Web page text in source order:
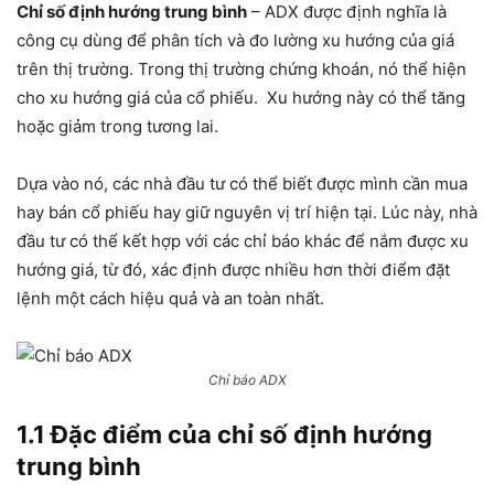
Chỉ số định hướng trung bình – ADX được định nghĩa là
công cụ dùng để phân tích và đo lường xu hướng của giá
trên thị trường. Trong thị trường chứng khoán, nó thể hiện
cho xu hướng giá của cổ phiếu. Xu hướng này có thể tăng
hoặc giảm trong tương lai.
Dựa vào nó, các nhà đầu tư có thể biết được mình cần mua
hay bán cổ phiếu hay giữ nguyên vị trí hiện tại. Lúc này, nhà
đầu tư có thể kết hợp với các chỉ báo khác để nắm được xu
hướng giá, từ đó, xác định được nhiều hơn thời điểm đặt
lệnh một cách hiệu quả và an toàn nhất.
Chỉ báo ADX
1.1 Đặc điểm của chỉ số định hướng
trung bình